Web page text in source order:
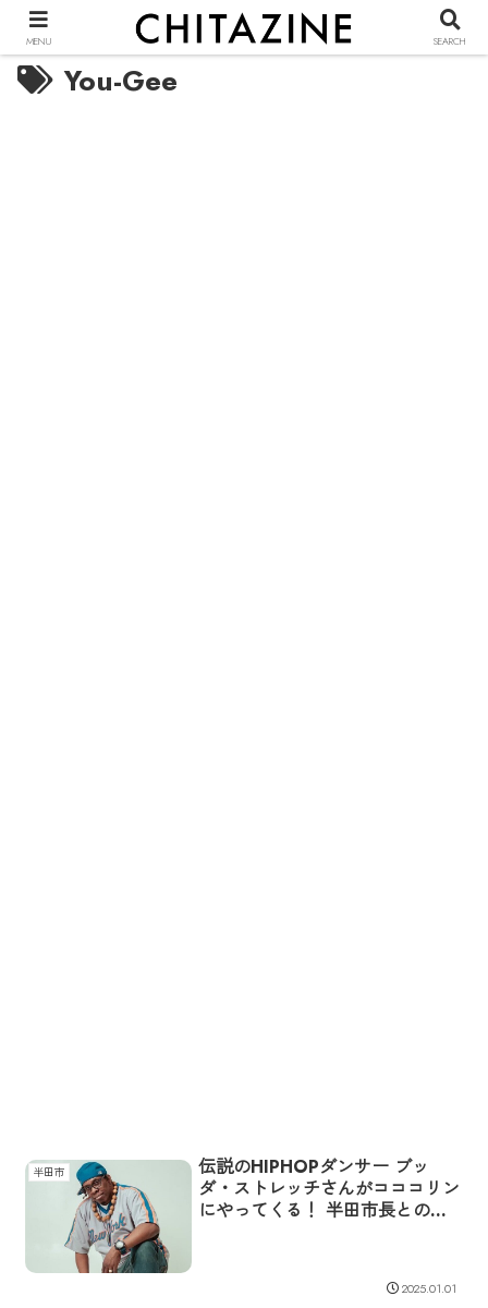
You-Gee
半田市
伝説のHIPHOPダンサー ブッ
ダ・ストレッチさんがコココリン
にやってくる！ 半田市長との対
2025.01.01
MENU SEARCH